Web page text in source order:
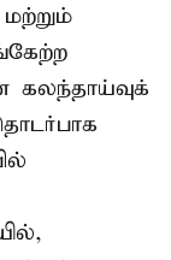
கலந்தாய்வுக்